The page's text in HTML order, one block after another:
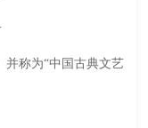
并称为“中国古典文艺